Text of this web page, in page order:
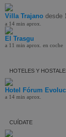
Villa Trajano desde
a 14 min aprox.
El Trasgu
a 11 min aprox. en coche
HOTELES Y
Hotel Fórum
a 14 min aprox.
CUÍDATE